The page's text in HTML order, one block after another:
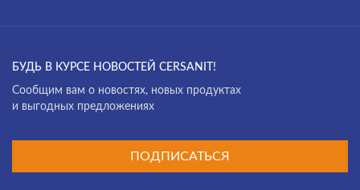
БУДЬ В КУРСЕ НОВОСТЕЙ CERSANIT!
Cообщим вам о новостях, новых продуктах
и выгодных предложениях
ПОДПИСАТЬСЯ